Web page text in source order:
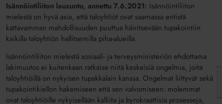
Isännöintiliiton lausunto, annettu 7.6.2021: Isännöintiliiton
mielestä on hyvä asia, että taloyhtiöt ovat saamassa entistä
kattavamman mahdollisuuden puuttua häiritsevään tupakointiin
kaikilla taloyhtiön hallitsemilla piha-alueilla.
Isännöintiliiton mielestä sosiaali- ja terveysministeriön ehdottama
lakimuutos ei kuitenkaan ratkaise niitä keskeisiä ongelmia, joita
taloyhtiöillä on nykyisen tupakkalain kanssa. Ongelmat liittyvät sekä
tupakointikiellon hakemiseen että sen valvomiseen: molemmat
ovat taloyhtiöille nykyisellään kalliita ja byrokraattisia prosesseja,